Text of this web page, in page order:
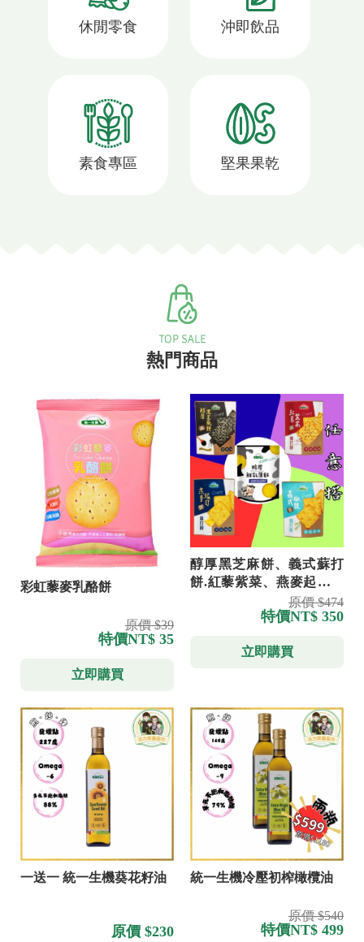
休閒零食 沖即飲品
素食專區 堅果果乾
熱門商品
彩虹藜麥乳酪餅
原價 $39
特價NT$ 35
立即購買
醇厚黑芝麻餅、義式蘇打
餅.紅藜紫菜、燕麥起司蘇
打餅.醇厚.醇厚鮮奶薄餅 任
意搭享六包 享優惠
原價 $474
特價NT$ 350
立即購買
一送一 統一生機葵花籽油
原價 $230
統一生機冷壓初榨橄欖油
原價 $540
特價NT$ 499